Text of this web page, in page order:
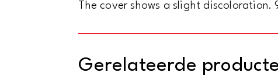
The cover shows a slight
Gerelateerde